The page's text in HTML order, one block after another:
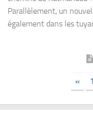
Parallèlement, un
également dans les
« 1